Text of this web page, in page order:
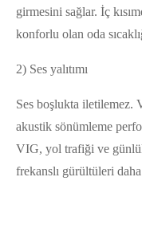
girmesini sağlar. İç
konforlu olan oda
2) Ses yalıtımı
Ses boşlukta iletilemez.
akustik sönümleme
VIG, yol trafiği ve
frekanslı gürültüleri